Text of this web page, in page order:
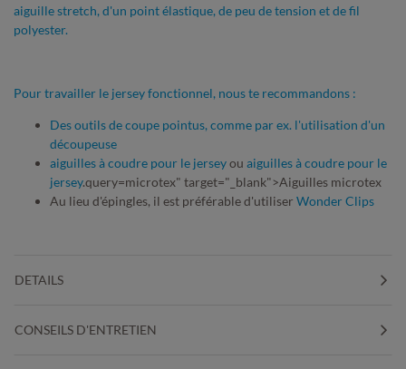
aiguille stretch, d'un point élastique, de peu de tension et de fil
polyester.
Pour travailler le jersey fonctionnel, nous te recommandons :
Des outils de coupe pointus, comme par ex. l'utilisation d'un
découpeuse
aiguilles à coudre pour le jerseyou aiguilles à coudre pour le
jersey.query=microtex" target="_blank">Aiguilles microtex
Au lieu d'épingles, il est préférable d'utiliser Wonder Clips
DETAILS
CONSEILS D'ENTRETIEN